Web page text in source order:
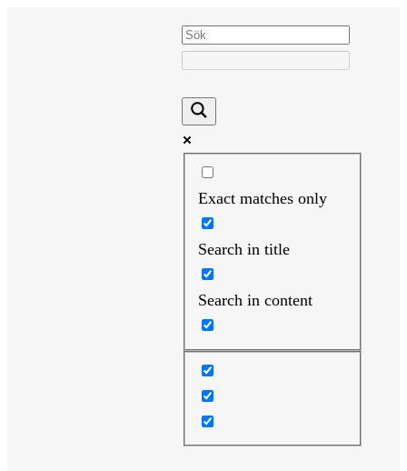
Exact matches only
Search in title
Search in content